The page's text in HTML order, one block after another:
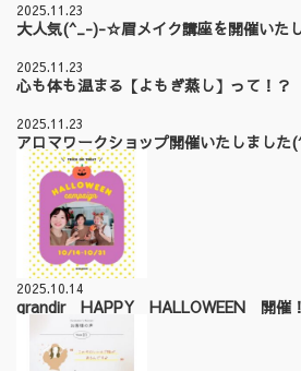
2025.11.23
大人気(^_-)-☆眉メイク講座を開催いた
2025.11.23
心も体も温まる【よもぎ蒸し】って！？
2025.11.23
アロマワークショップ開催いたしまし
2025.10.14
grandir HAPPY HALLOWEEN 開催